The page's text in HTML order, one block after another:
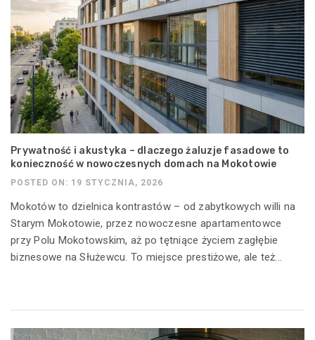
Prywatność i akustyka – dlaczego żaluzje fasadowe to
konieczność w nowoczesnych domach na Mokotowie
POSTED ON: 19 STYCZNIA, 2026
Mokotów to dzielnica kontrastów – od zabytkowych willi na
Starym Mokotowie, przez nowoczesne apartamentowce
przy Polu Mokotowskim, aż po tętniące życiem zagłębie
biznesowe na Służewcu. To miejsce prestiżowe, ale też...